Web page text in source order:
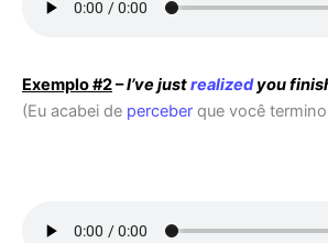
Exemplo #2–I’ve justrealizedyou
(Eu acabei de perceber que você